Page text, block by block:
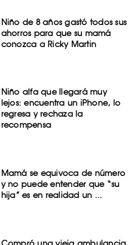
Niño de 8 años gastó todos sus
ahorros para que su mamá
conozca a Ricky Martin
Niño alfa que llegará muy
lejos: encuentra un iPhone, lo
regresa y rechaza la
recompensa
Mamá se equivoca de número
y no puede entender que “su
hija” es en realidad un ...